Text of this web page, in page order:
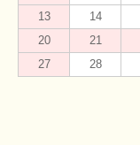
13
14
20
21
27
28